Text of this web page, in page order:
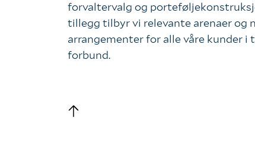
forvaltervalg og
tillegg tilbyr vi relevante arenaer og
arrangementer for alle våre kunder
forbund.